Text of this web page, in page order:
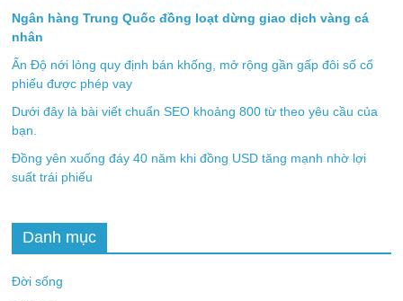
Ngân hàng Trung Quốc đồng loạt dừng giao dịch vàng cá
nhân
Ấn Độ nới lỏng quy định bán khống, mở rộng gần gấp đôi số cổ
phiếu được phép vay
Dưới đây là bài viết chuẩn SEO khoảng 800 từ theo yêu cầu của
bạn.
Đồng yên xuống đáy 40 năm khi đồng USD tăng mạnh nhờ lợi
suất trái phiếu
Danh mục
Đời sống